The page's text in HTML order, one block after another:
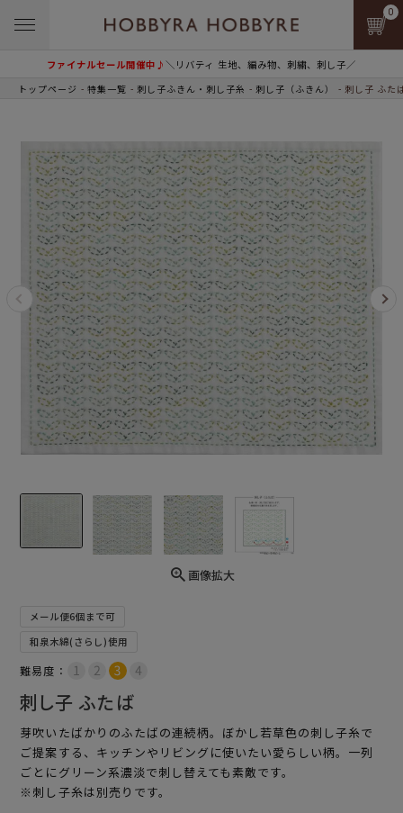
ファイナルセール開催中♪＼リバティ 生地、編み物、刺繍、刺し子／
0
トップページ 特集一覧 刺し子ふきん・刺し子糸 刺し子（ふきん） 刺し子 ふた
画像拡大
メール便6個まで可
和泉木綿(さらし)使用
難易度：
刺し子 ふたば
芽吹いたばかりのふたばの連続柄。ぼかし若草色の刺し子糸で
ご提案する、キッチンやリビングに使いたい愛らしい柄。一列
ごとにグリーン系濃淡で刺し替えても素敵です。
※刺し子糸は別売りです。